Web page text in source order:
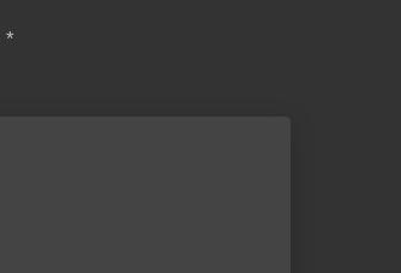
*